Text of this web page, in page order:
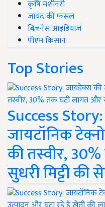
कृषि मशीनरी
जायद की फसल
बिज़नेस आइडियाज
पीएम किसान
Top Stories
Success
जायटॉनिक
की तस्वीर,
सुधरी मिट्टी की